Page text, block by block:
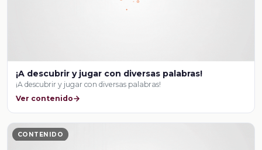
¡A descubrir y jugar con diversas palabras!
¡A descubrir y jugar con diversas palabras!
Ver contenido
CONTENIDO